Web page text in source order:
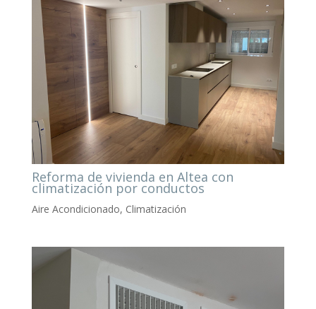
Reforma de vivienda en Altea con
climatización por conductos
Aire Acondicionado, Climatización